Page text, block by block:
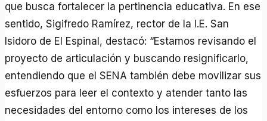
que busca fortalecer la pertinencia educativa. En ese
sentido, Sigifredo Ramírez, rector de la I.E. San
Isidoro de El Espinal, destacó: “Estamos revisando el
proyecto de articulación y buscando resignificarlo,
entendiendo que el SENA también debe movilizar sus
esfuerzos para leer el contexto y atender tanto las
necesidades del entorno como los intereses de los